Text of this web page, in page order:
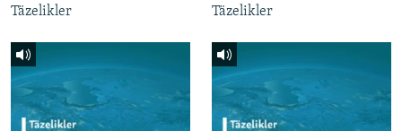
Täzelikler Täzelikler